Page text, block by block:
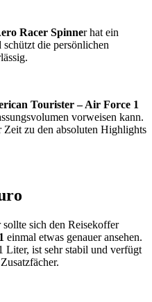
Racer Spinner hat ein
die persönlichen
Tourister – Air Force 1
vorweisen kann.
Zeit zu den absoluten Highlights
sollte sich den Reisekoffer
einmal etwas genauer ansehen.
Liter, ist sehr stabil und verfügt